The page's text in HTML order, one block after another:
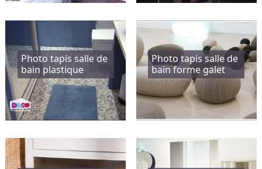
Photo tapis salle de
bain plastique
Photo tapis salle de
bain forme galet